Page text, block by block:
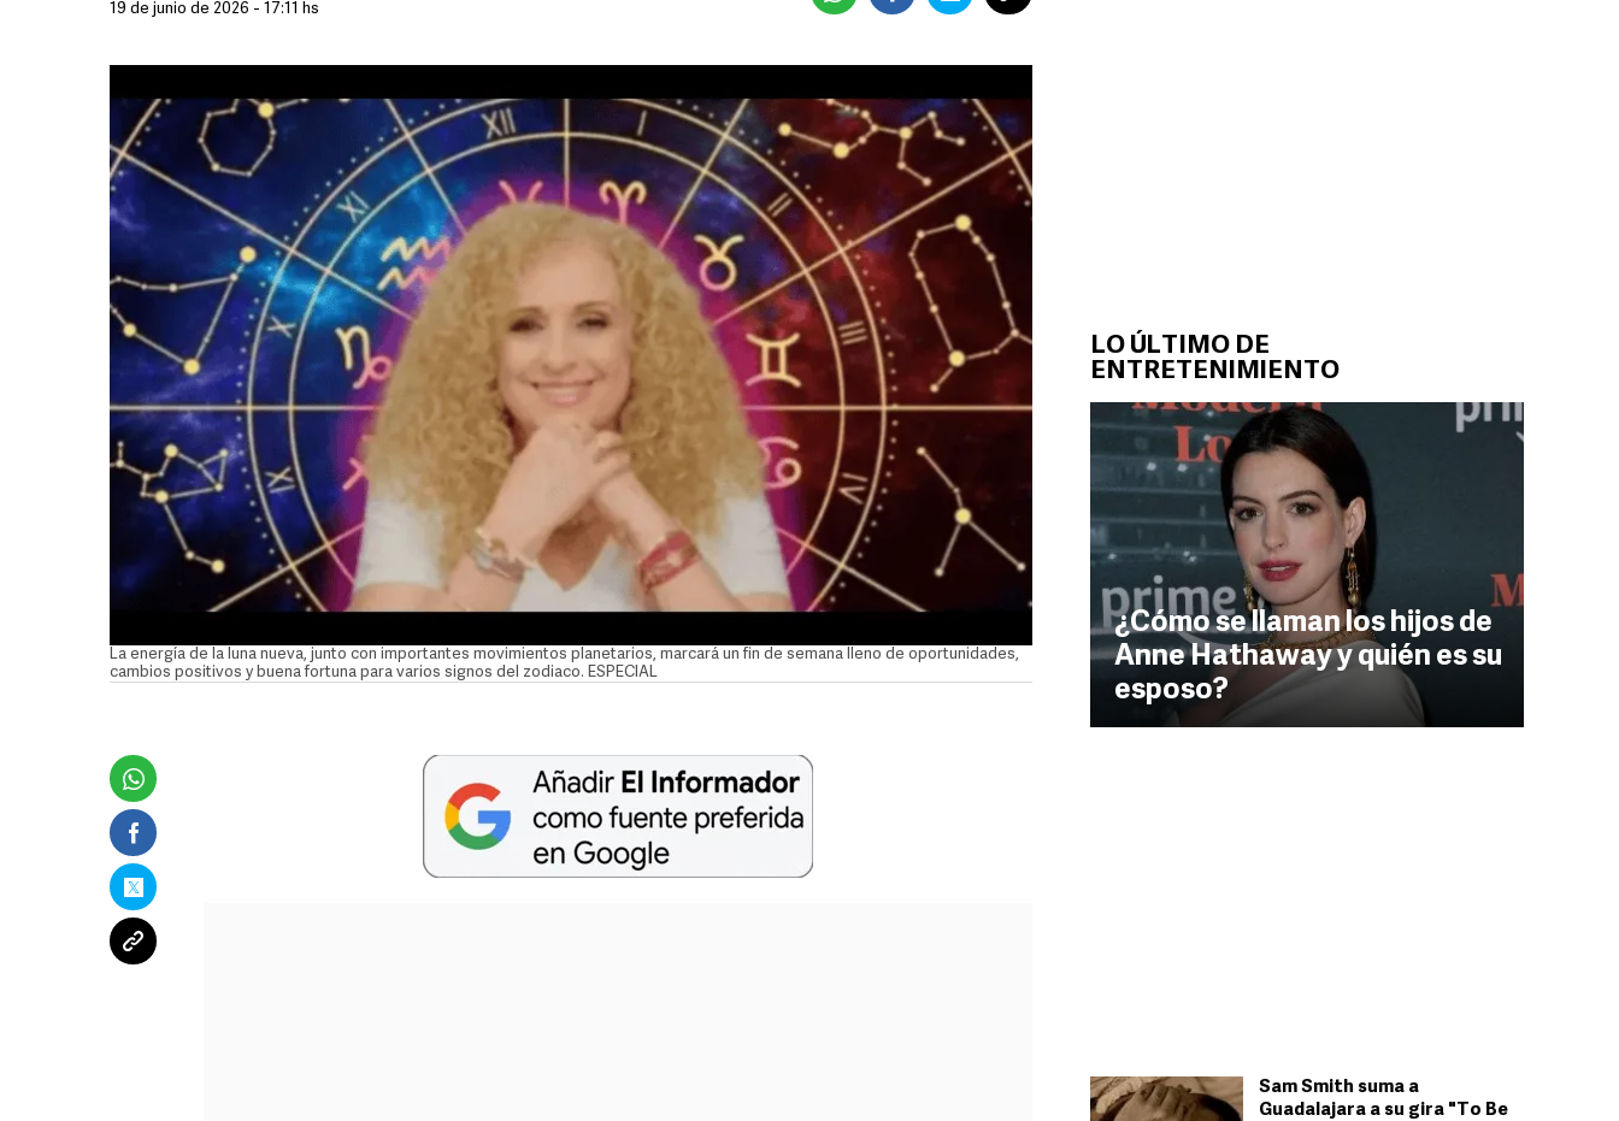
LO ÚLTIMO DE
ENTRETENIMIENTO
¿Cómo se llaman los hijos de
Anne Hathaway y quién es su
esposo?
Sam Smith suma a
Guadalajara a su gira "To Be
19 de junio de 2026 - 17:11 hs
La energía de la luna nueva, junto con importantes movimientos planetarios, marcará un fin de semana lleno de oportunidades,
cambios positivos y buena fortuna para varios signos del zodiaco. ESPECIAL